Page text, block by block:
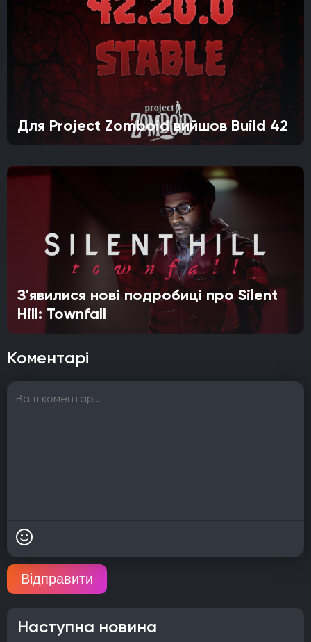
Для Project Zomboid вийшов Build 42
З'явилися нові подробиці про Silent
Hill: Townfall
Коментарі
Відправити
Наступна новина